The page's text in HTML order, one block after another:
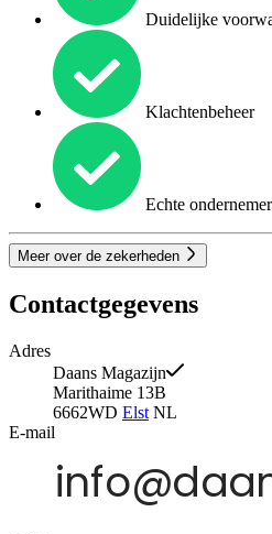
Duidelijke
Klachtenbeheer
Echte ondernemer
Meer over de zekerheden
Contactgegevens
Adres
Daans Magazijn
Marithaime 13B
6662WD Elst NL
E-mail